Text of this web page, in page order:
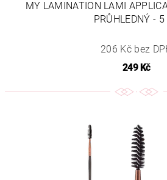
MY LAMINATION LAMI
PRŮHLEDNÝ - 5
206 Kč bez
249 Kč